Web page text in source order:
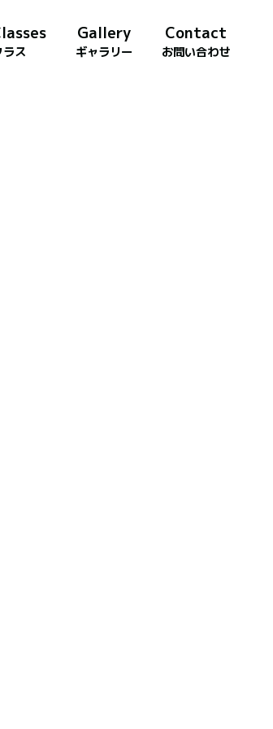
ス
Gallery
ギャラリー
Contact
お問い合わせ